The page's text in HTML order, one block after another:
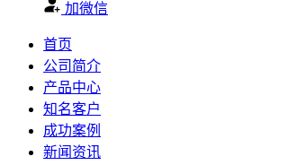
加微信
首页
公司简介
产品中心
知名客户
成功案例
新闻资讯